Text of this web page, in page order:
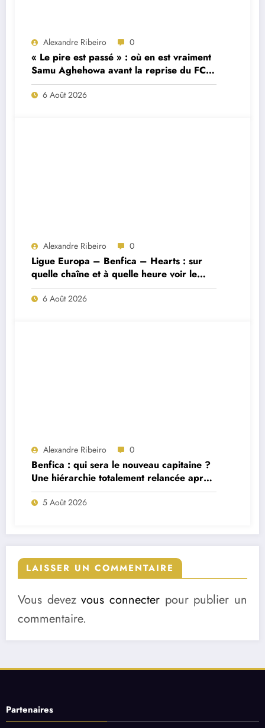
Alexandre Ribeiro 0
« Le pire est passé » : où en est vraiment
Samu Aghehowa avant la reprise du FC
Porto ?
6 Août 2026
Alexandre Ribeiro 0
Ligue Europa – Benfica – Hearts : sur
quelle chaîne et à quelle heure voir le
match ?
6 Août 2026
Alexandre Ribeiro 0
Benfica : qui sera le nouveau capitaine ?
Une hiérarchie totalement relancée après
deux départs majeurs
5 Août 2026
LAISSER UN COMMENTAIRE
Vous devezvous connecter pour publier un
commentaire.
Partenaires